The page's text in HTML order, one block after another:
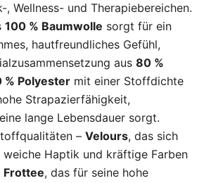
, Wellness- und Therapiebereichen.
100 % Baumwolle sorgt für ein
hautfreundliches Gefühl,
aus 80 %
% Polyester mit einer Stoffdichte
Strapazierfähigkeit,
lange Lebensdauer sorgt.
– Velours, das sich
Haptik und kräftige Farben
Frottee, das für seine hohe